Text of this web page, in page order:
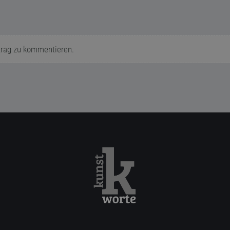
zu kommentieren.